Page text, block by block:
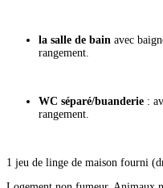
la salle de bain avec
rangement.
WC séparé/buanderie :
rangement.
1 jeu de linge de maison fourni